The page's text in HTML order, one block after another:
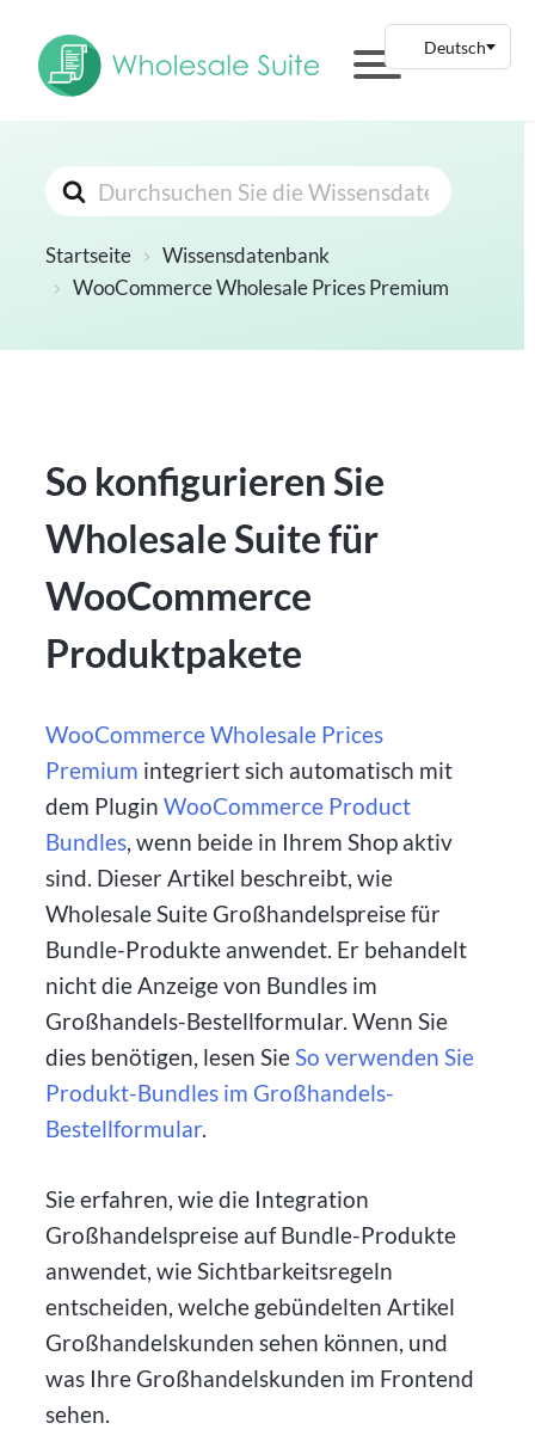
Suchen
nach
Startseite
Wissensdatenbank
WooCommerce Wholesale Prices Premium
So konfigurieren Sie
Wholesale Suite für
WooCommerce
Produktpakete
WooCommerce Wholesale Prices
Premium integriert sich automatisch mit
dem PluginWooCommerce Product
Bundles, wenn beide in Ihrem Shop aktiv
sind. Dieser Artikel beschreibt, wie
Wholesale Suite Großhandelspreise für
Bundle-Produkte anwendet. Er behandelt
nicht die Anzeige von Bundles im
Großhandels-Bestellformular. Wenn Sie
dies benötigen, lesen SieSo verwenden Sie
Produkt-Bundles im Großhandels-
Bestellformular.
Sie erfahren, wie die Integration
Großhandelspreise auf Bundle-Produkte
anwendet, wie Sichtbarkeitsregeln
entscheiden, welche gebündelten Artikel
Großhandelskunden sehen können, und
was Ihre Großhandelskunden im Frontend
sehen.